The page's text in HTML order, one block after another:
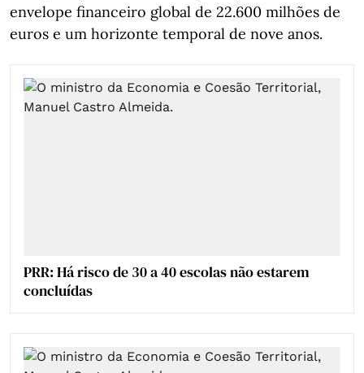
envelope financeiro global de 22.600 milhões de
euros e um horizonte temporal de nove anos.
PRR: Há risco de 30 a 40 escolas não estarem
concluídas